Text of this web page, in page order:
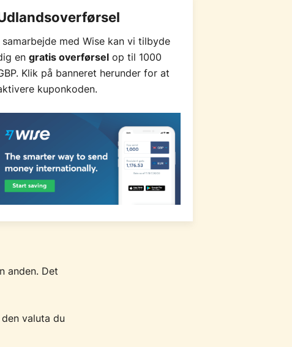
samarbejde med Wise kan vi tilbyde
en gratis overførsel op til 1000
Klik på banneret herunder for at
kuponkoden.
anden. Det
valuta du